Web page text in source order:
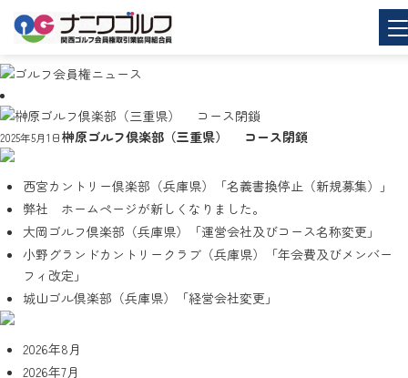
2025年5月1日榊原ゴルフ倶楽部（三重県） コース閉鎖
西宮カントリー倶楽部（兵庫県）「名義書換停止（新規募集）」
弊社 ホームページが新しくなりました。
大岡ゴルフ倶楽部（兵庫県）「運営会社及びコース名称変更」
小野グランドカントリークラブ（兵庫県）「年会費及びメンバー
フィ改定」
城山ゴル倶楽部（兵庫県）「経営会社変更」
2026年8月
2026年7月